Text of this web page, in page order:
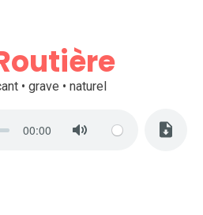
• grave • naturel
00:00